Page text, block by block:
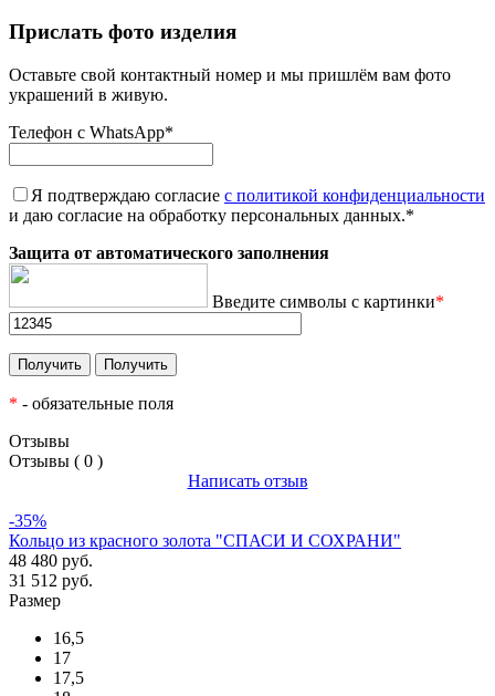
Прислать фото изделия
Оставьте свой контактный номер и мы пришлём вам фото
украшений в живую.
Телефон с WhatsApp*
Я подтверждаю согласие с политикой конфиденциальности
и даю согласие на обработку персональных данных.*
Защита от автоматического заполнения
Введите символы с картинки*
* - обязательные поля
Отзывы
Отзывы ( 0 )
Написать отзыв
-35%
Кольцо из красного золота "СПАСИ И СОХРАНИ"
48 480 руб.
31 512 руб.
Размер
16,5
17
17,5